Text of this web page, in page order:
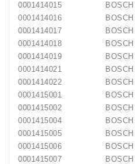
0001414015
BOSCH
0001414016
BOSCH
0001414017
BOSCH
0001414018
BOSCH
0001414019
BOSCH
0001414021
BOSCH
0001414022
BOSCH
0001415001
BOSCH
0001415002
BOSCH
0001415004
BOSCH
0001415005
BOSCH
0001415006
BOSCH
0001415007
BOSCH